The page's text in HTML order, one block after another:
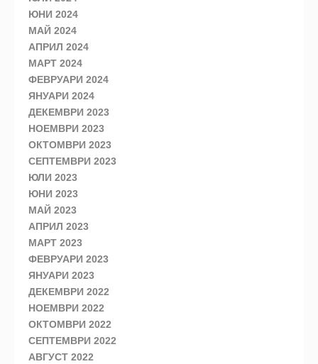
ЮНИ 2024
МАЙ 2024
АПРИЛ 2024
МАРТ 2024
ФЕВРУАРИ 2024
ЯНУАРИ 2024
ДЕКЕМВРИ 2023
НОЕМВРИ 2023
ОКТОМВРИ 2023
СЕПТЕМВРИ 2023
ЮЛИ 2023
ЮНИ 2023
МАЙ 2023
АПРИЛ 2023
МАРТ 2023
ФЕВРУАРИ 2023
ЯНУАРИ 2023
ДЕКЕМВРИ 2022
НОЕМВРИ 2022
ОКТОМВРИ 2022
СЕПТЕМВРИ 2022
АВГУСТ 2022